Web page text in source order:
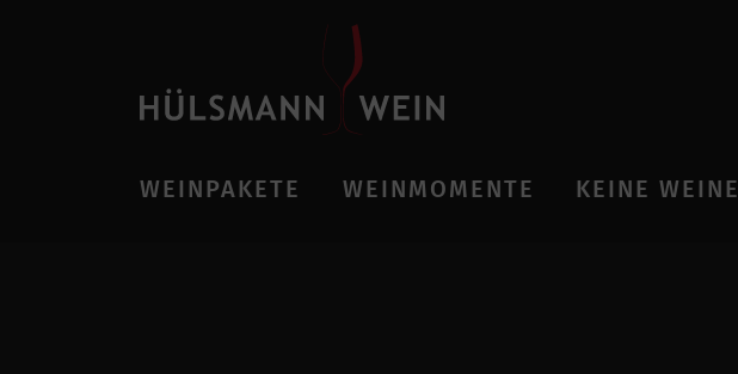
WEINPAKETE WEINMOMENTE KEINE WEINE